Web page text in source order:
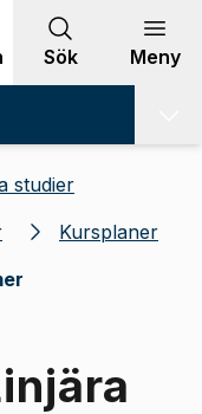
Sök Meny
studier
Kursplaner